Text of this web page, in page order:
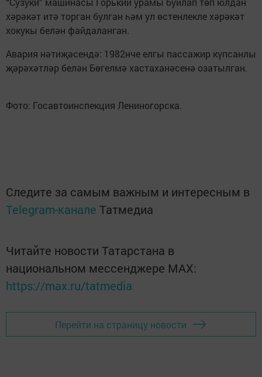
хәрәкәт итә торган булган һәм ул өстенлекле хәрәкәт
хокукы белән файдаланган.
Авария нәтиҗәсендә: 1982нче елгы пассажир күпсанлы
җәрәхәтләр белән Бөгелмә хастаханәсенә озатылган.
Фото: Госавтоинспекция Лениногорска.
Следите за самым важным и интересным в
Telegram-канале Татмедиа
Читайте новости Татарстана в
национальном мессенджере MАХ:
https://max.ru/tatmedia
Перейти на страницу новости